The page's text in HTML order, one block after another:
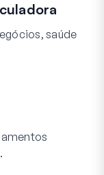
saúde